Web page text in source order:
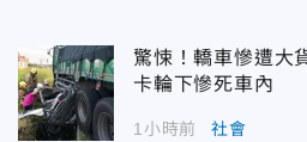
驚悚！轎車慘遭大
卡輪下慘死車內
1小時前 社會